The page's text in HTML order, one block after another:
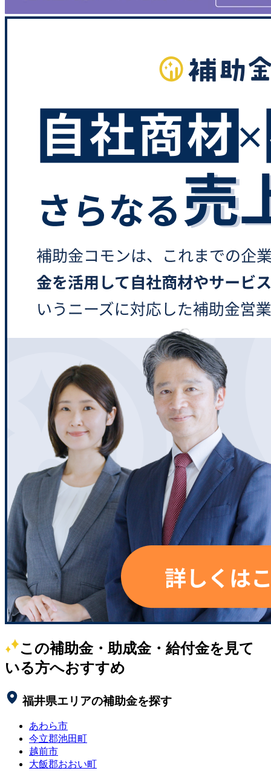
この補助金・助成金・給付金を見て
いる方へおすすめ
福井県エリアの補助金を探す
あわら市
今立郡池田町
越前市
大飯郡おおい町